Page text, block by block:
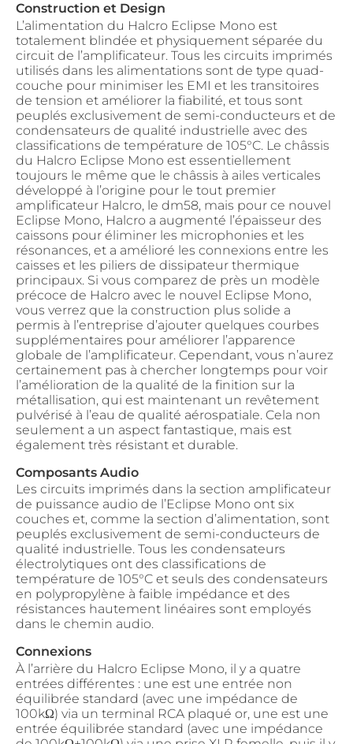
Construction et Design
L’alimentation du Halcro Eclipse Mono est
totalement blindée et physiquement séparée du
circuit de l’amplificateur. Tous les circuits imprimés
utilisés dans les alimentations sont de type quad-
couche pour minimiser les EMI et les transitoires
de tension et améliorer la fiabilité, et tous sont
peuplés exclusivement de semi-conducteurs et de
condensateurs de qualité industrielle avec des
classifications de température de 105°C. Le châssis
du Halcro Eclipse Mono est essentiellement
toujours le même que le châssis à ailes verticales
développé à l’origine pour le tout premier
amplificateur Halcro, le dm58, mais pour ce nouvel
Eclipse Mono, Halcro a augmenté l’épaisseur des
caissons pour éliminer les microphonies et les
résonances, et a amélioré les connexions entre les
caisses et les piliers de dissipateur thermique
principaux. Si vous comparez de près un modèle
précoce de Halcro avec le nouvel Eclipse Mono,
vous verrez que la construction plus solide a
permis à l’entreprise d’ajouter quelques courbes
supplémentaires pour améliorer l’apparence
globale de l’amplificateur. Cependant, vous n’aurez
certainement pas à chercher longtemps pour voir
l’amélioration de la qualité de la finition sur la
métallisation, qui est maintenant un revêtement
pulvérisé à l’eau de qualité aérospatiale. Cela non
seulement a un aspect fantastique, mais est
également très résistant et durable.
Composants Audio
Les circuits imprimés dans la section amplificateur
de puissance audio de l’Eclipse Mono ont six
couches et, comme la section d’alimentation, sont
peuplés exclusivement de semi-conducteurs de
qualité industrielle. Tous les condensateurs
électrolytiques ont des classifications de
température de 105°C et seuls des condensateurs
en polypropylène à faible impédance et des
résistances hautement linéaires sont employés
dans le chemin audio.
Connexions
À l’arrière du Halcro Eclipse Mono, il y a quatre
entrées différentes : une est une entrée non
équilibrée standard (avec une impédance de
100kΩ) via un terminal RCA plaqué or, une est une
entrée équilibrée standard (avec une impédance